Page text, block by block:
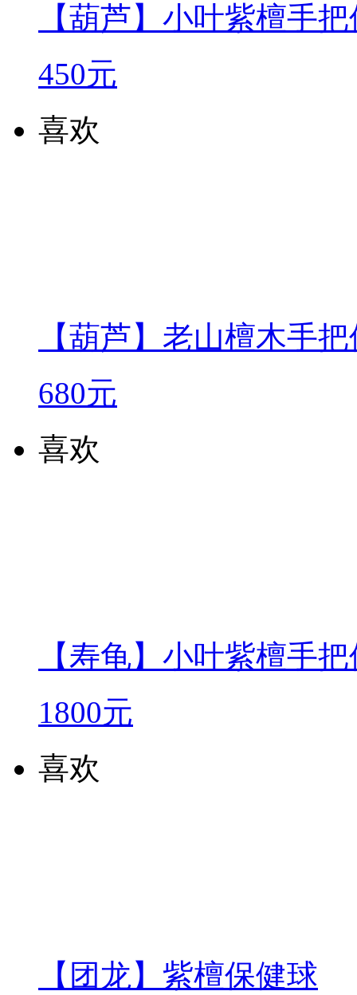
【葫芦】小叶紫檀手
450元
喜欢
【葫芦】老山檀木手
680元
喜欢
【寿龟】小叶紫檀手
1800元
喜欢
【团龙】紫檀保健球